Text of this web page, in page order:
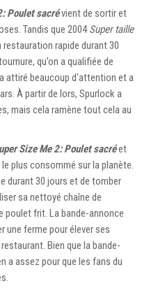
Poulet sacrévient de sortir et
Tandis que 2004Super taille
rapide durant 30
qu’on a qualifiée de
attiré beaucoup d'attention et a
À partir de lors, Spurlock a
mais cela ramène tout cela au
Size Me 2: Poulet sacréet
plus consommé sur la planète.
durant 30 jours et de tomber
sa nettoyé chaîne de
poulet frit. La bande-annonce
une ferme pour élever ses
Bien que la bande-
a assez pour que les fans du